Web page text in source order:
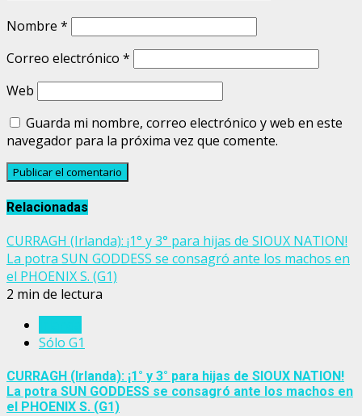
Nombre *
Correo electrónico *
Web
Guarda mi nombre, correo electrónico y web en este
navegador para la próxima vez que comente.
Relacionadas
CURRAGH (Irlanda): ¡1° y 3° para hijas de SIOUX NATION!
La potra SUN GODDESS se consagró ante los machos en
el PHOENIX S. (G1)
2 min de lectura
Sólo G1
CURRAGH (Irlanda): ¡1° y 3° para hijas de SIOUX NATION!
La potra SUN GODDESS se consagró ante los machos en
el PHOENIX S. (G1)